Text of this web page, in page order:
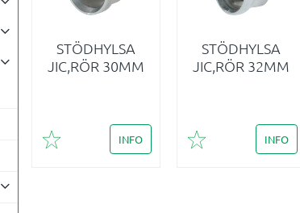
STÖDHYLSA
JIC,RÖR 30MM
Lägg till i favoriter
INFO
STÖDHYLSA
JIC,RÖR 32MM
Lägg till i favoriter
INFO